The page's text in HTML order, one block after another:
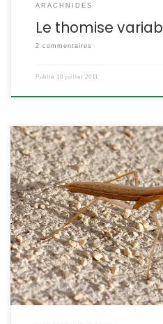
ARACHNIDES
Le thomise
2 commentaires
Publié 10 juillet 2011
La mante religieuse est un
mais on peut aussi le rencontrer
sites secs et bien exposés
France. Mantis religiosa
Insecte Dictyoptère Dictyoptère –
ETYMOLOGIE : Mantis = prophète,